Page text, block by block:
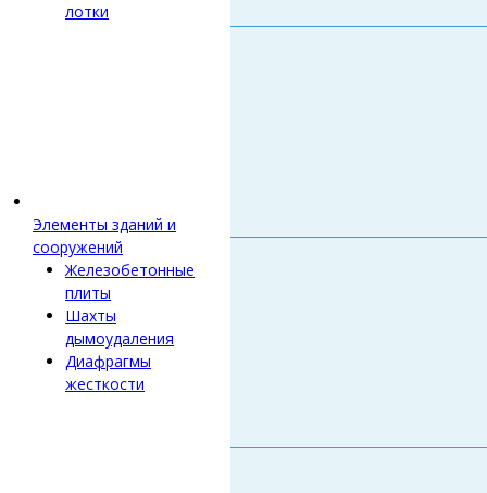
лотки
Элементы зданий и
сооружений
Железобетонные
плиты
Шахты
дымоудаления
Диафрагмы
жесткости